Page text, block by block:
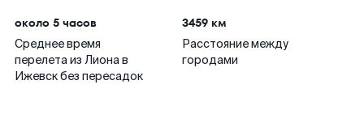
около 5 часов
Среднее время
перелета из Лиона в
Ижевск без пересадок
3459 км
Расстояние между
городами